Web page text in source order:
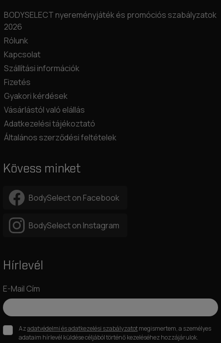
BODYSELECT nyereményjáték és promóciós szabályzatok
2026
Rólunk
Kapcsolat
Szállítási információk
Fizetés
Gyakori kérdések
Vásárlástól való elállás
Adatkezelési tájékoztató
Általános szerződési feltételek
Kövess minket
BodySelect on Facebook
BodySelect on Instagram
Hírlevél
E-Mail Cím
Azadatvédelmi és adatkezelési szabályzatotmegismertem, a személyes
adataim hírlevél küldése céljából történő kezeléséhez hozzájárulok.